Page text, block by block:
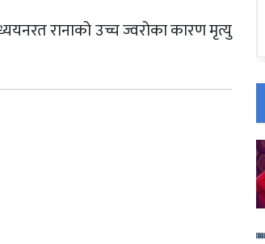
रानाको उच्च ज्वरोका कारण मृत्यु